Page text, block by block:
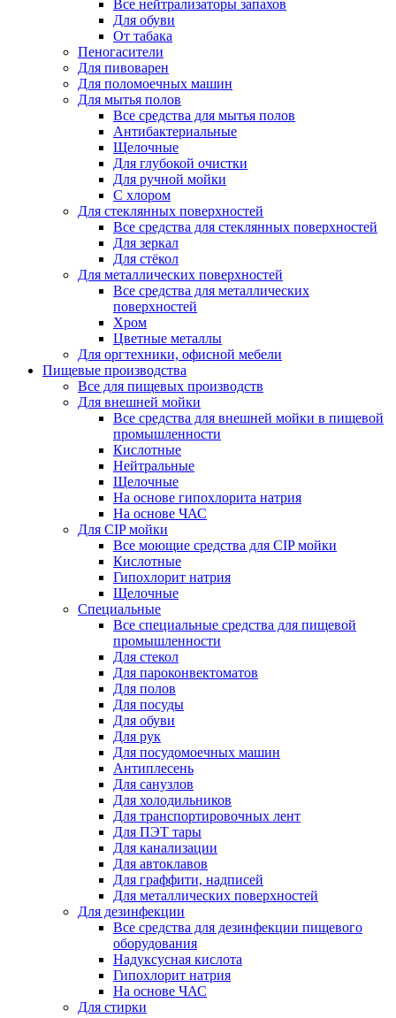
Все нейтрализаторы запахов
Для обуви
От табака
Пеногасители
Для пивоварен
Для поломоечных машин
Для мытья полов
Все средства для мытья полов
Антибактериальные
Щелочные
Для глубокой очистки
Для ручной мойки
С хлором
Для стеклянных поверхностей
Все средства для стеклянных поверхностей
Для зеркал
Для стёкол
Для металлических поверхностей
Все средства для металлических
поверхностей
Хром
Цветные металлы
Для оргтехники, офисной мебели
Пищевые производства
Все для пищевых производств
Для внешней мойки
Все средства для внешней мойки в пищевой
промышленности
Кислотные
Нейтральные
Щелочные
На основе гипохлорита натрия
На основе ЧАС
Для CIP мойки
Все моющие средства для CIP мойки
Кислотные
Гипохлорит натрия
Щелочные
Специальные
Все специальные средства для пищевой
промышленности
Для стекол
Для пароконвектоматов
Для полов
Для посуды
Для обуви
Для рук
Для посудомоечных машин
Антиплесень
Для санузлов
Для холодильников
Для транспортировочных лент
Для ПЭТ тары
Для канализации
Для автоклавов
Для граффити, надписей
Для металлических поверхностей
Для дезинфекции
Все средства для дезинфекции пищевого
оборудования
Надуксусная кислота
Гипохлорит натрия
На основе ЧАС
Для стирки